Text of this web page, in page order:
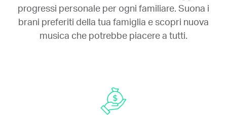
progressi personale per ogni familiare. Suona i
brani preferiti della tua famiglia e scopri nuova
musica che potrebbe piacere a tutti.